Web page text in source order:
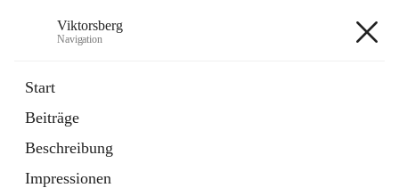
Viktorsberg
Navigation
Start
Beiträge
Beschreibung
Impressionen
1 Schnellzugriff
Bürgerservice